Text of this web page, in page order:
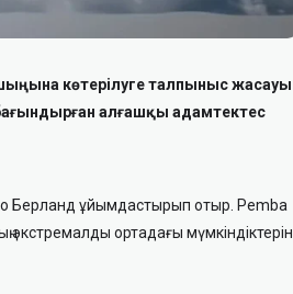
көтерілуге талпыныс жасауы
бағындырған алғашқы адамтектес
Берланд ұйымдастырып отыр. Pemba
ортадағы мүмкіндіктерін